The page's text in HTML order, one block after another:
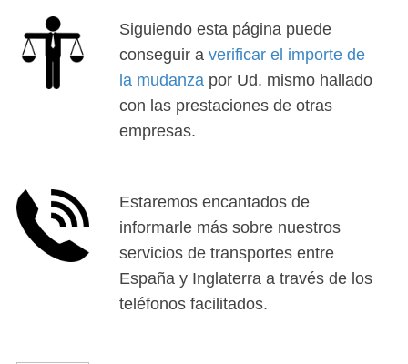
Siguiendo esta página puede
conseguir a verificar el importe de
la mudanza por Ud. mismo hallado
con las prestaciones de otras
empresas.
Estaremos encantados de
informarle más sobre nuestros
servicios de transportes entre
España y Inglaterra a través de los
teléfonos facilitados.